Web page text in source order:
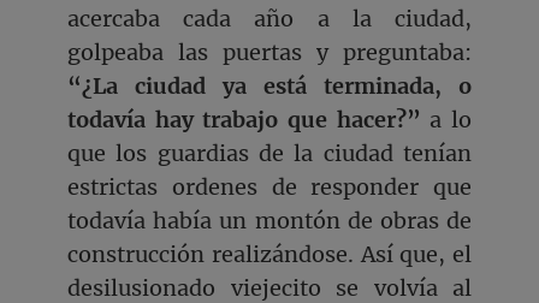
acercaba cada año a la ciudad,
golpeaba las puertas y preguntaba:
“¿La ciudad ya está terminada, o
todavía hay trabajo que hacer?” a lo
que los guardias de la ciudad tenían
estrictas ordenes de responder que
todavía había un montón de obras de
construcción realizándose. Así que, el
desilusionado viejecito se volvía al